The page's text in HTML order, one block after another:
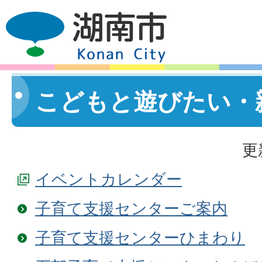
こどもと遊びたい
イベントカレンダー
子育て支援センターご案内
子育て支援センターひまわり